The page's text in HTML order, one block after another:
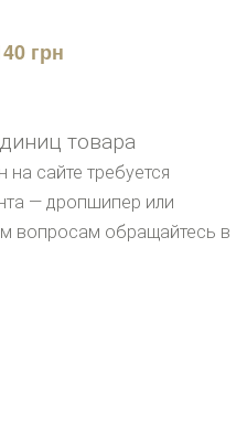
грн
товара
сайте требуется
— дропшипер или
вопросам обращайтесь в